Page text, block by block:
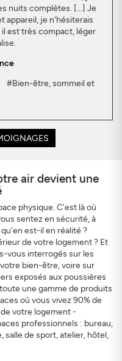
nuits complètes. [...] Je
appareil, je n'hésiterais
est très compact, léger
#Bien-être, sommeil et
air devient une
physique. C'est là où
sentez en sécurité, à
est-il en réalité ?
de votre logement ? Et
vous interrogés sur les
bien-être, voire sur
exposés aux poussières
une gamme de produits
où vous vivez 90% de
votre logement -
professionnels : bureau,
salle de sport, atelier, hôtel,